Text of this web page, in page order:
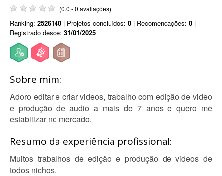
(0.0 - 0 avaliações)
Ranking: 2526140 | Projetos concluídos: 0 | Recomendações: 0 |
Registrado desde: 31/01/2025
Sobre mim:
Adoro editar e criar videos, trabalho com edição de video
e produção de audio a mais de 7 anos e quero me
estabilizar no mercado.
Resumo da experiência profissional:
Muitos trabalhos de edição e produção de videos de
todos nichos.